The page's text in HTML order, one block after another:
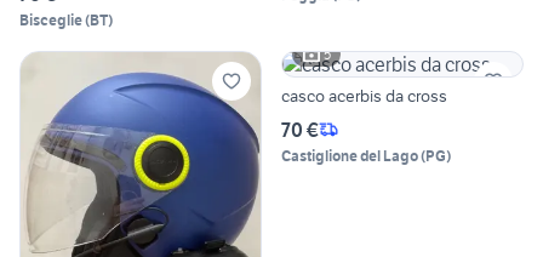
Bisceglie(BT)
5
casco acerbis da cross
70 €
Castiglione del Lago(PG)